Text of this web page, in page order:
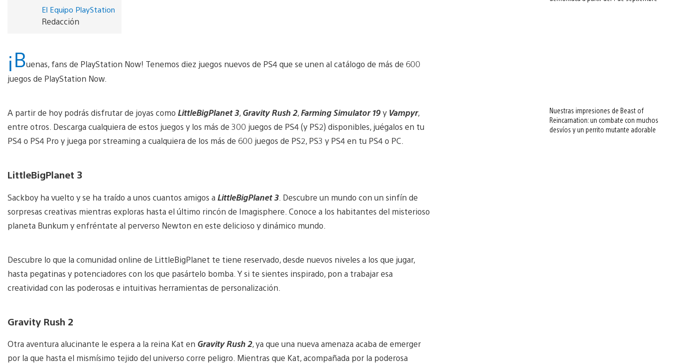
El Equipo PlayStation
Redacción
¡Buenas, fans de PlayStation Now! Tenemos diez juegos nuevos de PS4 que se unen al catálogo de más de 600
juegos de PlayStation Now.
A partir de hoy podrás disfrutar de joyas como LittleBigPlanet 3, Gravity Rush 2,Farming Simulator 19y Vampyr,
entre otros. Descarga cualquiera de estos juegos y los más de 300 juegos de PS4 (y PS2) disponibles, juégalos en tu
PS4 o PS4 Pro y juega por streaming a cualquiera de los más de 600 juegos de PS2, PS3 y PS4 en tu PS4 o PC.
LittleBigPlanet 3
Sackboy ha vuelto y se ha traído a unos cuantos amigos a LittleBigPlanet 3 . Descubre un mundo con un sinfín de
sorpresas creativas mientras exploras hasta el último rincón de Imagisphere. Conoce a los habitantes del misterioso
planeta Bunkum y enfréntate al perverso Newton en este delicioso y dinámico mundo.
Descubre lo que la comunidad online de LittleBigPlanet te tiene reservado, desde nuevos niveles a los que jugar,
hasta pegatinas y potenciadores con los que pasártelo bomba. Y si te sientes inspirado, pon a trabajar esa
creatividad con las poderosas e intuitivas herramientas de personalización.
Gravity Rush 2
Otra aventura alucinante le espera a la reina Kat en Gravity Rush 2, ya que una nueva amenaza acaba de emerger
por la que hasta el mismísimo tejido del universo corre peligro. Mientras que Kat, acompañada por la poderosa
Nuestras impresiones de Beast of
Reincarnation: un combate con muchos
desvíos y un perrito mutante adorable